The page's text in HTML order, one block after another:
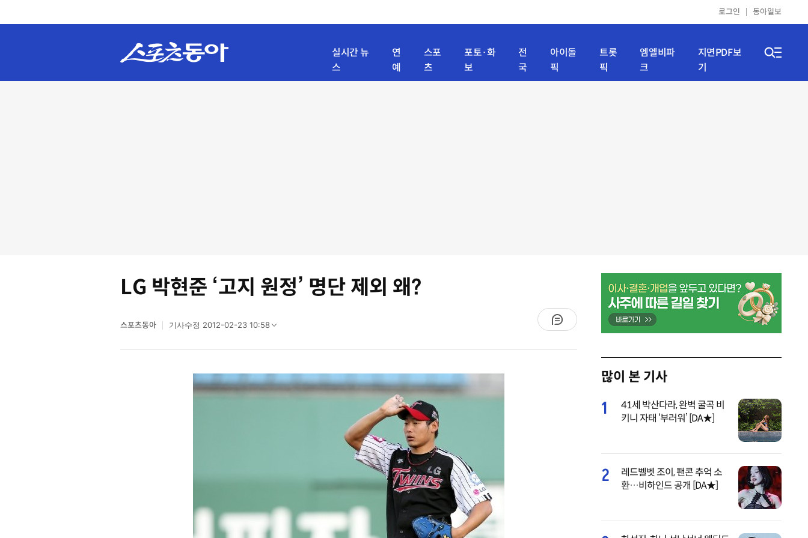
로그인 동아일보
실시간 뉴
스
연
예
스포
츠
포토·화
보
전
국
아이돌
픽
트롯
픽
엠엘비파
크
지면PDF보
기
LG 박현준 ‘고지 원정’ 명단 제외 왜?
스포츠동아 기사수정 2012-02-23 10:58
많이 본 기사
1
41세 박산다라, 완벽 굴곡 비
키니 자태 ‘부러워’ [DA★]
2
레드벨벳 조이, 팬콘 추억 소
환…비하인드 공개 [DA★]